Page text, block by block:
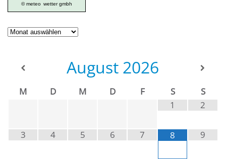
© meteo wetter gmbh
Geschichte
August 2026
M D M D F S
S
1
2
3 4 5 6 7 8 9